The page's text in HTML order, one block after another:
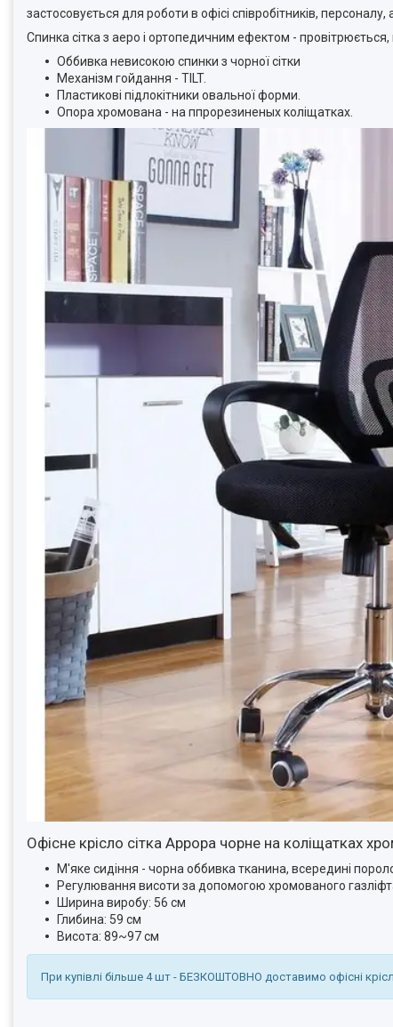
застосовується для роботи в офісі співробітників,
Спинка сітка з аеро і ортопедичним ефектом -
Оббивка невисокою спинки з чорної сітки
Механізм гойдання - TILT.
Пластикові підлокітники овальної форми.
Опора хромована - на ппрорезиненых коліщатках.
Офісне крісло сітка Аррора чорне на коліщатках
М'яке сидіння - чорна оббивка тканина, всередині
Регулювання висоти за допомогою хромованого
Ширина виробу: 56 см
Глибина: 59 см
Висота: 89~97 см
При купівлі більше 4 шт - БЕЗКОШТОВНО доставимо офісні